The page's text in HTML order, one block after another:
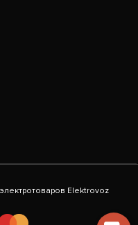
Elektrovoz